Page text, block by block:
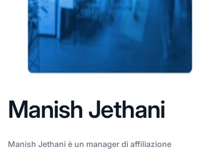
Manish Jethani
Manish Jethani è un manager di affiliazione